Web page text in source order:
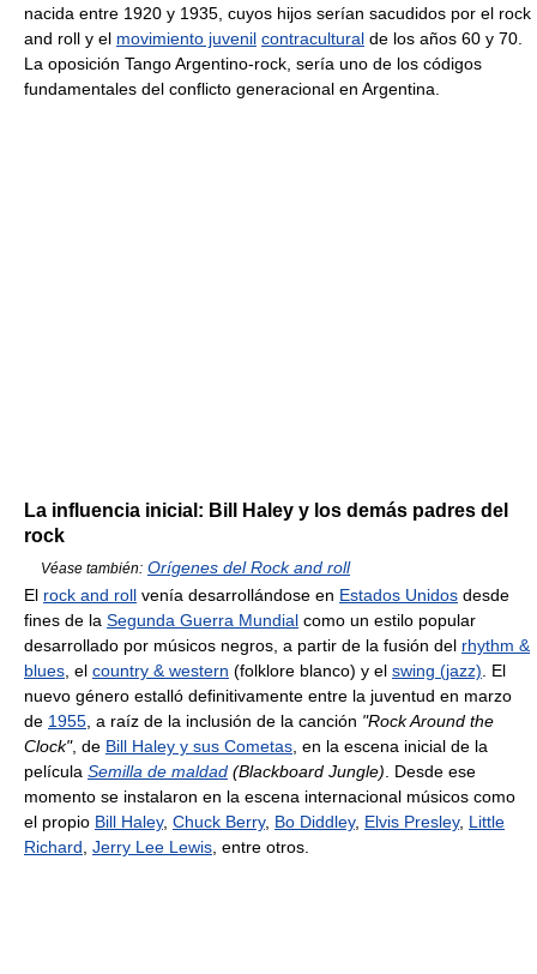
nacida entre 1920 y 1935, cuyos hijos serían sacudidos por el rock
and roll y el movimiento juvenil contracultural de los años 60 y 70.
La oposición Tango Argentino-rock, sería uno de los códigos
fundamentales del conflicto generacional en Argentina.
La influencia inicial: Bill Haley y los demás padres del
rock
Véase también: Orígenes del Rock and roll
El rock and roll venía desarrollándose en Estados Unidos desde
fines de la Segunda Guerra Mundial como un estilo popular
desarrollado por músicos negros, a partir de la fusión del rhythm &
blues , el country & western (folklore blanco) y el swing (jazz) . El
nuevo género estalló definitivamente entre la juventud en marzo
de 1955 , a raíz de la inclusión de la canción "Rock Around the
Clock", de Bill Haley y sus Cometas , en la escena inicial de la
película Semilla de maldad (Blackboard Jungle) . Desde ese
momento se instalaron en la escena internacional músicos como
el propio Bill Haley, Chuck Berry, Bo Diddley, Elvis Presley, Little
Richard Jerry Lee Lewis , entre otros.